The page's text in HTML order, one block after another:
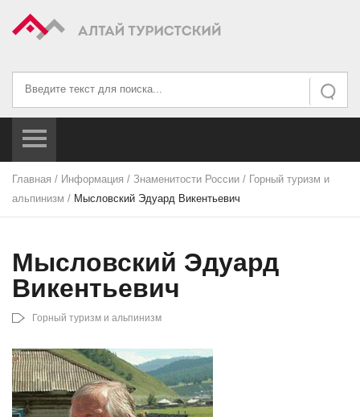
Искать
Искать...
Главная / Информация / Знаменитости России / Горный туризм и
альпинизм / Мысловский Эдуард Викентьевич
Мысловский Эдуард
Викентьевич
Горный туризм и альпинизм